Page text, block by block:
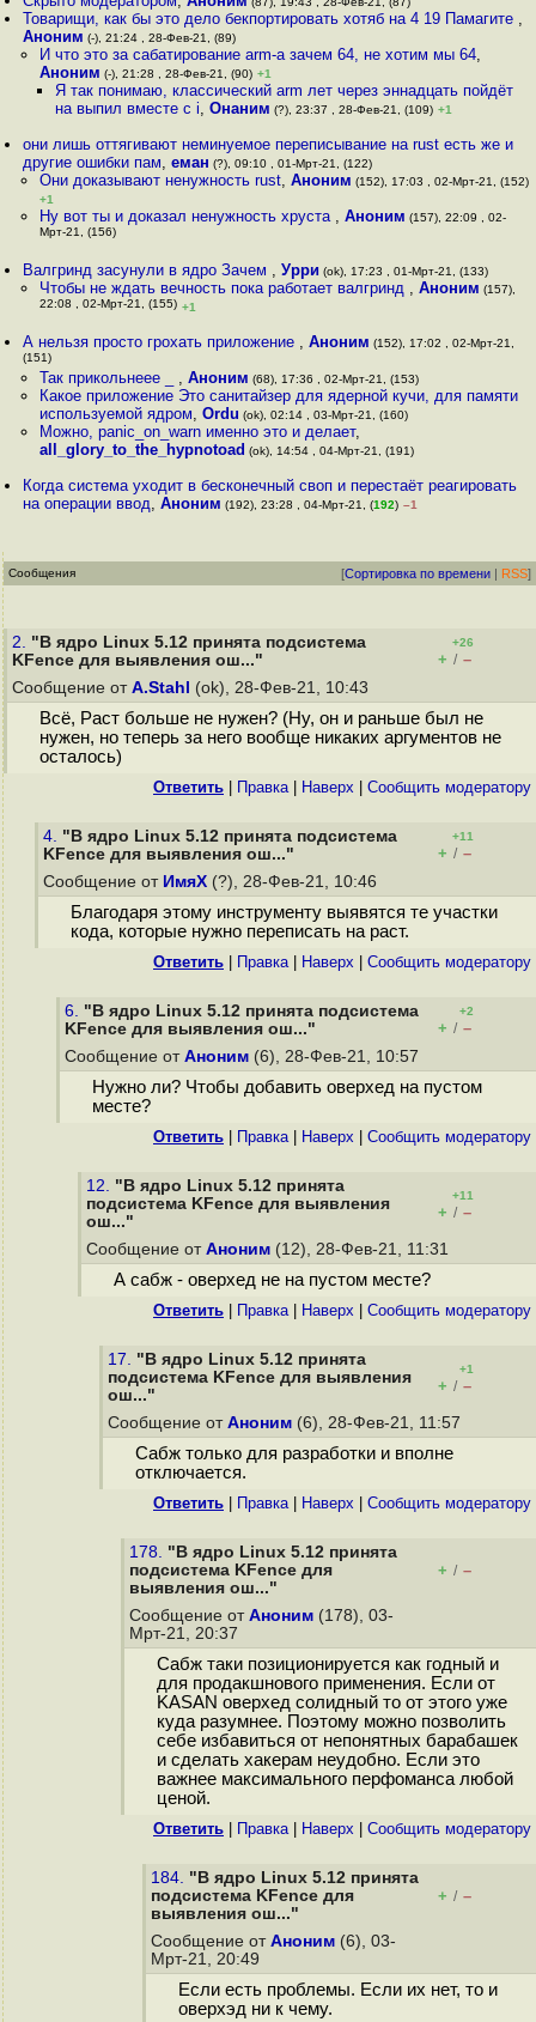
Товарищи, как бы это дело бекпортировать хотяб на 4 19 Памагите ,
Аноним (-), 21:24 , 28-Фев-21, (89)
И что это за сабатирование arm-a зачем 64, не хотим мы 64,
Аноним (-), 21:28 , 28-Фев-21, (90) +1
Я так понимаю, классический arm лет через эннадцать пойдёт
на выпил вместе с i, Онаним (?), 23:37 , 28-Фев-21, (109) +1
они лишь оттягивают неминуемое переписывание на rust есть же и
другие ошибки пам,еман (?), 09:10 , 01-Мрт-21, (122)
Они доказывают ненужность rust, Аноним (152), 17:03 , 02-Мрт-21, (152)
+1
Ну вот ты и доказал ненужность хруста , Аноним (157), 22:09 , 02-
Мрт-21, (156)
Валгринд засунули в ядро Зачем ,Урри (ok), 17:23 , 01-Мрт-21, (133)
Чтобы не ждать вечность пока работает валгринд , Аноним (157),
22:08 , 02-Мрт-21, (155) +1
А нельзя просто грохать приложение ,Аноним (152), 17:02 , 02-Мрт-21,
(151)
Так прикольнеее _ , Аноним (68), 17:36 , 02-Мрт-21, (153)
Какое приложение Это санитайзер для ядерной кучи, для памяти
используемой ядром, Ordu (ok), 02:14 , 03-Мрт-21, (160)
Можно, panic_on_warn именно это и делает,
all_glory_to_the_hypnotoad (ok), 14:54 , 04-Мрт-21, (191)
Когда система уходит в бесконечный своп и перестаёт реагировать
на операции ввод,Аноним (192), 23:28 , 04-Мрт-21, (192) –1
Сообщения [Сортировка по времени | RSS]
2. "В ядро Linux 5.12 принята подсистема
KFence для выявления ош..."
+26
+ / –
Сообщение от A.Stahl (ok), 28-Фев-21, 10:43
Всё, Раст больше не нужен? (Ну, он и раньше был не
нужен, но теперь за него вообще никаких аргументов не
осталось)
Ответить Правка| Наверх Cообщить модератору
4. "В ядро Linux 5.12 принята подсистема
KFence для выявления ош..."
+11
+ / –
Сообщение от ИмяХ (?), 28-Фев-21, 10:46
Благодаря этому инструменту выявятся те участки
кода, которые нужно переписать на раст.
Ответить Правка| Наверх Cообщить модератору
6. "В ядро Linux 5.12 принята подсистема
KFence для выявления ош..."
+2
+ / –
Сообщение от Аноним (6), 28-Фев-21, 10:57
Нужно ли? Чтобы добавить оверхед на пустом
месте?
Ответить Правка| Наверх Cообщить модератору
12. "В ядро Linux 5.12 принята
подсистема KFence для выявления
ош..."
+11
+ / –
Сообщение от Аноним (12), 28-Фев-21, 11:31
А сабж - оверхед не на пустом месте?
Ответить Правка| Наверх Cообщить модератору
17. "В ядро Linux 5.12 принята
подсистема KFence для выявления
ош..."
+1
+ / –
Сообщение от Аноним (6), 28-Фев-21, 11:57
Сабж только для разработки и вполне
отключается.
Ответить Правка| Наверх Cообщить модератору
178. "В ядро Linux 5.12 принята
подсистема KFence для
выявления ош..."
+ / –
Сообщение от Аноним (178), 03-
Мрт-21, 20:37
Сабж таки позиционируется как годный и
для продакшнового применения. Если от
KASAN оверхед солидный то от этого уже
куда разумнее. Поэтому можно позволить
себе избавиться от непонятных барабашек
и сделать хакерам неудобно. Если это
важнее максимального перфоманса любой
ценой.
Ответить Правка| Наверх Cообщить модератору
184. "В ядро Linux 5.12 принята
подсистема KFence для
выявления ош..."
+ / –
Сообщение от Аноним (6), 03-
Мрт-21, 20:49
Если есть проблемы. Если их нет, то и
оверхэд ни к чему.